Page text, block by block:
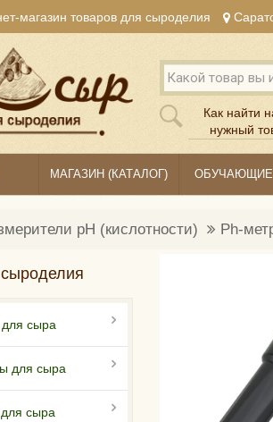
магазин товаров для сыроделия
Как найти
нужный
МАГАЗИН (КАТАЛОГ) ОБУЧАЮЩИЕ
pH (кислотности) Ph-
для сыра
для сыра
сыра